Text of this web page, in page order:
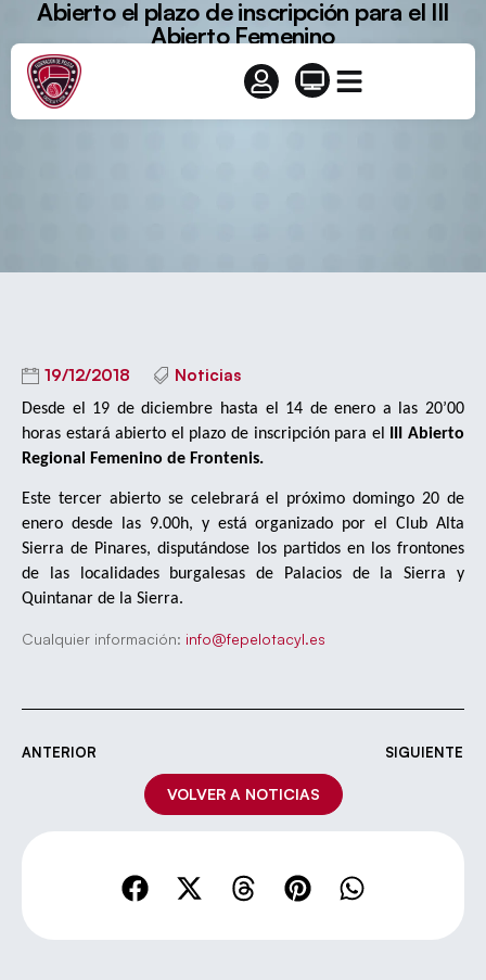
Abierto el plazo de inscripción para el III
Abierto Femenino
19/12/2018 Noticias
Desde el 19 de diciembre hasta el 14 de enero a las 20’00
horas estará abierto el plazo de inscripción para el
III Abierto
Regional Femenino de Frontenis.
Este tercer abierto se celebrará el próximo domingo 20 de
enero desde las 9.00h, y está organizado por el Club Alta
Sierra de Pinares, disputándose los partidos en los frontones
de las localidades burgalesas de Palacios de la Sierra y
Quintanar de la Sierra.
Cualquier información: info@fepelotacyl.es
ANTERIOR SIGUIENTE
VOLVER A NOTICIAS